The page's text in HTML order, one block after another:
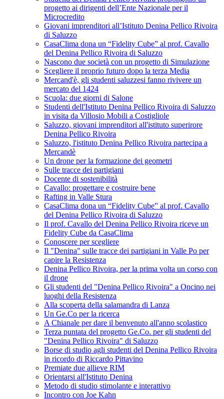
progetto ai dirigenti dell’Ente Nazionale per il
Microcredito
Giovani imprenditori all’Istituto Denina Pellico Rivoira
di Saluzzo
CasaClima dona un “Fidelity Cube” al prof. Cavallo
del Denina Pellico Rivoira di Saluzzo
Nascono due società con un progetto di Simulazione
Scegliere il proprio futuro dopo la terza Media
Mercand'è, gli studenti saluzzesi fanno rivivere un
mercato del 1424
Scuola: due giorni di Salone
Studenti dell'Istituto Denina Pellico Rivoira di Saluzzo
in visita da Villosio Mobili a Costigliole
Saluzzo, giovani imprenditori all'istituto superirore
Denina Pellico Rivoira
Saluzzo, l'istituto Denina Pellico Rivoira partecipa a
Mercandè
Un drone per la formazione dei geometri
Sulle tracce dei partigiani
Docente di sostenibilità
Cavallo: progettare e costruire bene
Rafting in Valle Stura
CasaClima dona un “Fidelity Cube” al prof. Cavallo
del Denina Pellico Rivoira di Saluzzo
Il prof. Cavallo del Denina Pellico Rivoira riceve un
Fidelity Cube da CasaClima
Conoscere per scegliere
Il "Denina" sulle tracce dei partigiani in Valle Po per
capire la Resistenza
Denina Pellico Rivoira, per la prima volta un corso con
il drone
Gli studenti del "Denina Pellico Rivoira" a Oncino nei
luoghi della Resistenza
Alla scoperta della salamandra di Lanza
Un Ge.Co per la ricerca
A Chianale per dare il benvenuto all'anno scolastico
Terza puntata del progetto Ge.Co. per gli studenti del
"Denina Pellico Rivoira" di Saluzzo
Borse di studio agli studenti del Denina Pellico Rivoira
in ricordo di Riccardo Pittavino
Premiate due allieve RIM
Orientarsi all'Istituto Denina
Metodo di studio stimolante e interattivo
Incontro con Joe Kahn